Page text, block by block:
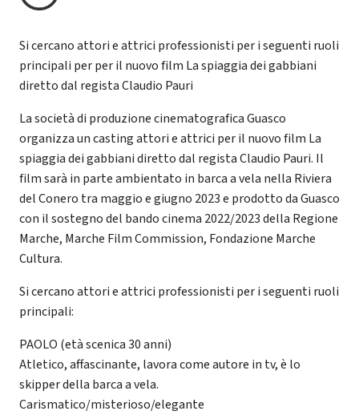
Si cercano attori e attrici professionisti per i seguenti ruoli
principali per per il nuovo film La spiaggia dei gabbiani
diretto dal regista Claudio Pauri
La società di produzione cinematografica Guasco
organizza un casting attori e attrici per il nuovo film La
spiaggia dei gabbiani diretto dal regista Claudio Pauri. Il
film sarà in parte ambientato in barca a vela nella Riviera
del Conero tra maggio e giugno 2023 e prodotto da Guasco
con il sostegno del bando cinema 2022/2023 della Regione
Marche, Marche Film Commission, Fondazione Marche
Cultura.
Si cercano attori e attrici professionisti per i seguenti ruoli
principali:
PAOLO (età scenica 30 anni)
Atletico, affascinante, lavora come autore in tv, è lo
skipper della barca a vela.
Carismatico/misterioso/elegante